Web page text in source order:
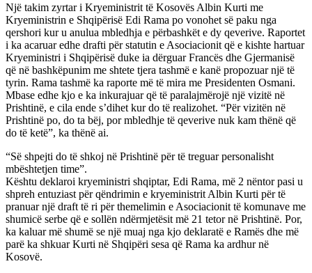
Një takim zyrtar i Kryeministrit të Kosovës Albin Kurti me
Kryeministrin e Shqipërisë Edi Rama po vonohet së paku nga
qershori kur u anulua mbledhja e përbashkët e dy qeverive. Raportet
i ka acaruar edhe drafti për statutin e Asociacionit që e kishte hartuar
Kryeministri i Shqipërisë duke ia dërguar Francës dhe Gjermanisë
që në bashkëpunim me shtete tjera tashmë e kanë propozuar një të
tyrin. Rama tashmë ka raporte më të mira me Presidenten Osmani.
Mbase edhe kjo e ka inkurajuar që të paralajmërojë një vizitë në
Prishtinë, e cila ende s’dihet kur do të realizohet. “Për vizitën në
Prishtinë po, do ta bëj, por mbledhje të qeverive nuk kam thënë që
do të ketë”, ka thënë ai.
“Së shpejti do të shkoj në Prishtinë për të treguar personalisht
mbështetjen time”.
Kështu deklaroi kryeministri shqiptar, Edi Rama, më 2 nëntor pasi u
shpreh entuziast për qëndrimin e kryeministrit Albin Kurti për të
pranuar një draft të ri për themelimin e Asociacionit të komunave me
shumicë serbe që e sollën ndërmjetësit më 21 tetor në Prishtinë. Por,
ka kaluar më shumë se një muaj nga kjo deklaratë e Ramës dhe më
parë ka shkuar Kurti në Shqipëri sesa që Rama ka ardhur në
Kosovë.